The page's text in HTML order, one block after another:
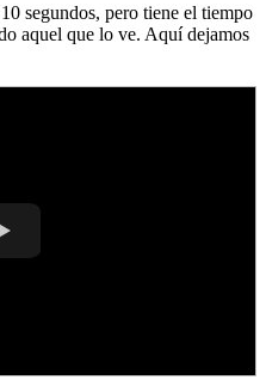
segundos, pero tiene el tiempo
aquel que lo ve. Aquí dejamos